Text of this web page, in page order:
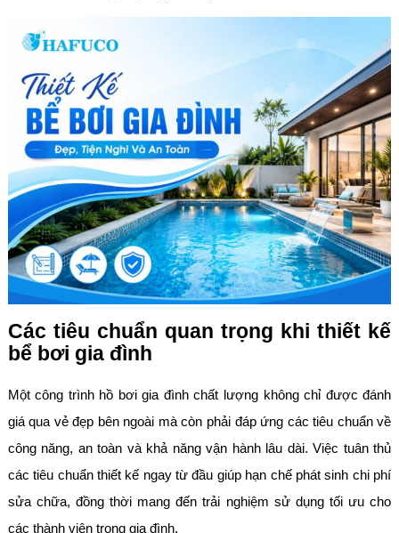
Các tiêu chuẩn quan trọng khi thiết kế
bể bơi gia đình
Một công trình hồ bơi gia đình chất lượng không chỉ được đánh
giá qua vẻ đẹp bên ngoài mà còn phải đáp ứng các tiêu chuẩn về
công năng, an toàn và khả năng vận hành lâu dài. Việc tuân thủ
các tiêu chuẩn thiết kế ngay từ đầu giúp hạn chế phát sinh chi phí
sửa chữa, đồng thời mang đến trải nghiệm sử dụng tối ưu cho
các thành viên trong gia đình.